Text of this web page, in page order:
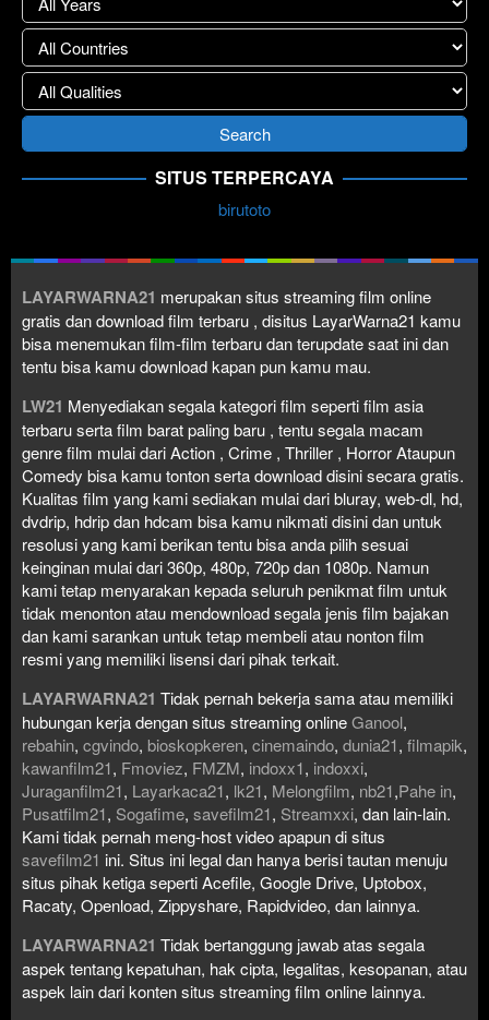
SITUS TERPERCAYA
birutoto
LAYARWARNA21 merupakan situs streaming film online
gratis dan download film terbaru , disitus LayarWarna21 kamu
bisa menemukan film-film terbaru dan terupdate saat ini dan
tentu bisa kamu download kapan pun kamu mau.
LW21 Menyediakan segala kategori film seperti film asia
terbaru serta film barat paling baru , tentu segala macam
genre film mulai dari Action , Crime , Thriller , Horror Ataupun
Comedy bisa kamu tonton serta download disini secara gratis.
Kualitas film yang kami sediakan mulai dari bluray, web-dl, hd,
dvdrip, hdrip dan hdcam bisa kamu nikmati disini dan untuk
resolusi yang kami berikan tentu bisa anda pilih sesuai
keinginan mulai dari 360p, 480p, 720p dan 1080p. Namun
kami tetap menyarakan kepada seluruh penikmat film untuk
tidak menonton atau mendownload segala jenis film bajakan
dan kami sarankan untuk tetap membeli atau nonton film
resmi yang memiliki lisensi dari pihak terkait.
LAYARWARNA21 Tidak pernah bekerja sama atau memiliki
hubungan kerja dengan situs streaming onlineGanool,
rebahin, cgvindo, bioskopkeren, cinemaindo, dunia21, filmapik,
kawanfilm21, Fmoviez, FMZM, indoxx1, indoxxi,
Juraganfilm21, Layarkaca21, lk21, Melongfilm, nb21,Pahe in,
Pusatfilm21, Sogafime, savefilm21, Streamxxi, dan lain-lain.
Kami tidak pernah meng-host video apapun di situs
savefilm21 ini. Situs ini legal dan hanya berisi tautan menuju
situs pihak ketiga seperti Acefile, Google Drive, Uptobox,
Racaty, Openload, Zippyshare, Rapidvideo, dan lainnya.
LAYARWARNA21 Tidak bertanggung jawab atas segala
aspek tentang kepatuhan, hak cipta, legalitas, kesopanan, atau
aspek lain dari konten situs streaming film online lainnya.